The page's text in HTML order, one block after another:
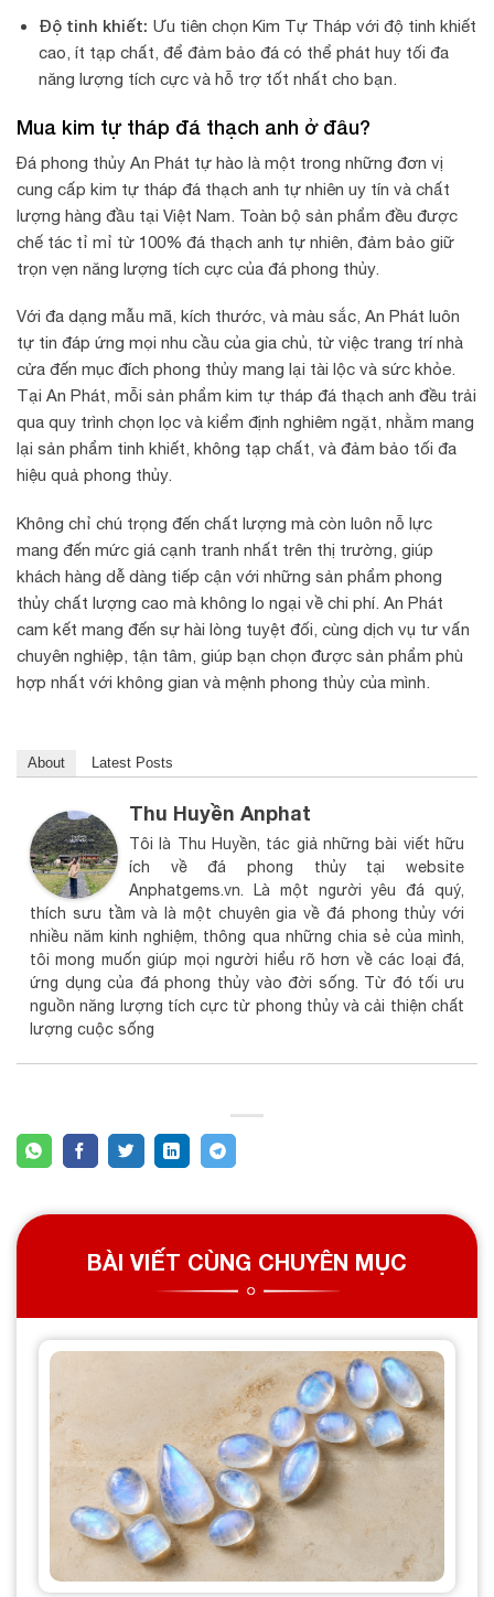
Độ tinh khiết: Ưu tiên chọn Kim Tự Tháp với độ tinh khiết
cao, ít tạp chất, để đảm bảo đá có thể phát huy tối đa
năng lượng tích cực và hỗ trợ tốt nhất cho bạn.
Mua kim tự tháp đá thạch anh ở đâu?
Đá phong thủy An Phát tự hào là một trong những đơn vị
cung cấp kim tự tháp đá thạch anh tự nhiên uy tín và chất
lượng hàng đầu tại Việt Nam. Toàn bộ sản phẩm đều được
chế tác tỉ mỉ từ 100% đá thạch anh tự nhiên, đảm bảo giữ
trọn vẹn năng lượng tích cực của đá phong thủy.
Với đa dạng mẫu mã, kích thước, và màu sắc, An Phát luôn
tự tin đáp ứng mọi nhu cầu của gia chủ, từ việc trang trí nhà
cửa đến mục đích phong thủy mang lại tài lộc và sức khỏe.
Tại An Phát, mỗi sản phẩm kim tự tháp đá thạch anh đều trải
qua quy trình chọn lọc và kiểm định nghiêm ngặt, nhằm mang
lại sản phẩm tinh khiết, không tạp chất, và đảm bảo tối đa
hiệu quả phong thủy.
Không chỉ chú trọng đến chất lượng mà còn luôn nỗ lực
mang đến mức giá cạnh tranh nhất trên thị trường, giúp
khách hàng dễ dàng tiếp cận với những sản phẩm phong
thủy chất lượng cao mà không lo ngại về chi phí. An Phát
cam kết mang đến sự hài lòng tuyệt đối, cùng dịch vụ tư vấn
chuyên nghiệp, tận tâm, giúp bạn chọn được sản phẩm phù
hợp nhất với không gian và mệnh phong thủy của mình.
About Latest Posts
Thu Huyền Anphat
Tôi là Thu Huyền, tác giả những bài viết hữu
ích về đá phong thủy tại website
Anphatgems.vn. Là một người yêu đá quý,
thích sưu tầm và là một chuyên gia về đá phong thủy với
nhiều năm kinh nghiệm, thông qua những chia sẻ của mình,
tôi mong muốn giúp mọi người hiểu rõ hơn về các loại đá,
ứng dụng của đá phong thủy vào đời sống. Từ đó tối ưu
nguồn năng lượng tích cực từ phong thủy và cải thiện chất
lượng cuộc sống
BÀI VIẾT CÙNG CHUYÊN MỤC